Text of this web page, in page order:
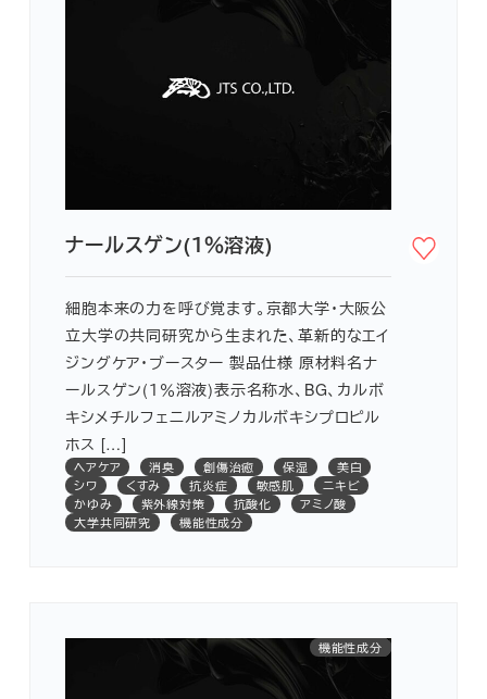
ナールスゲン(１％溶液)
細胞本来の力を呼び覚ます。京都大学・大阪公
立大学の共同研究から生まれた、革新的なエイ
ジングケア・ブースター 製品仕様 原材料名ナ
ールスゲン(１％溶液)表示名称水、BG、カルボ
キシメチルフェニルアミノカルボキシプロピル
ホス […]
ヘアケア 消臭 創傷治癒 保湿
美白
シワ
くすみ 抗炎症 敏感肌
ニキビ
かゆみ
紫外線対策 抗酸化
アミノ酸
大学共同研究
機能性成分
保湿
シワ
抗炎症
アミノ酸
国産
機能性成分